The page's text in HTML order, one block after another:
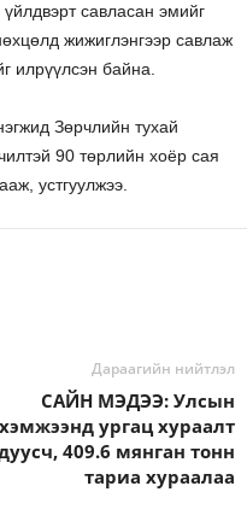
үйлдвэрт савласан эмийг
жижиглэнгээр савлаж
илрүүлсэн байна.
Зөрчлийн тухай
90 төрлийн хоёр сая
устгуулжээ.
Дараагийн нийтлэл
САЙН МЭДЭЭ: Улсын
хэмжээнд ургац хураалт
409.6 мянган тонн
тариа хураалаа